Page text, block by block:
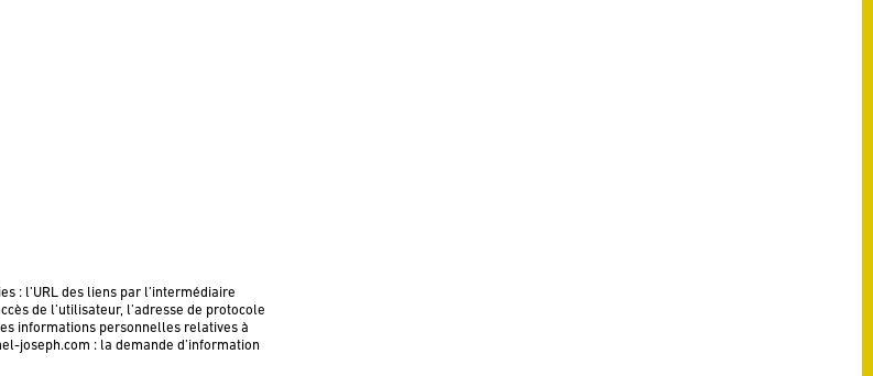
: l’URL des liens par l’intermédiaire
de l’utilisateur, l’adresse de protocole
informations personnelles relatives à
joseph.com : la demande d’information